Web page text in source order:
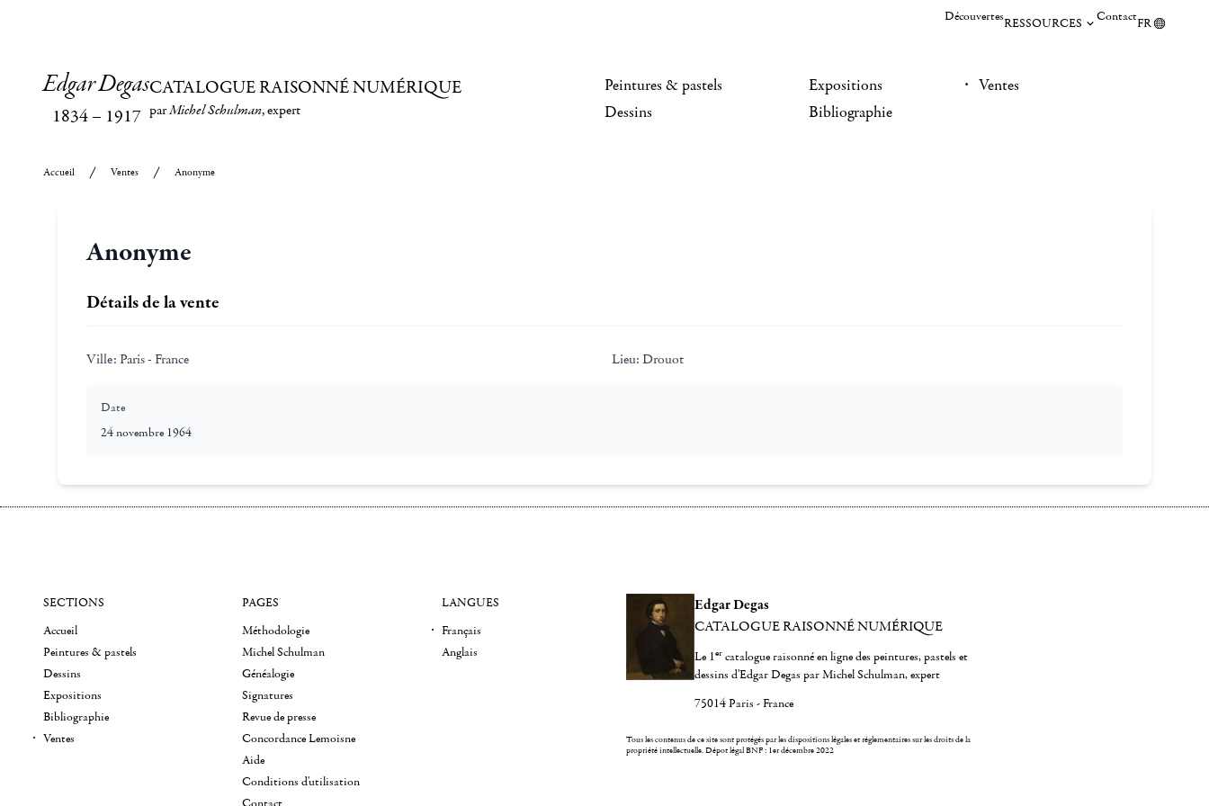
DécouvertesRESSOURCES ContactFR
Edgar Degas
1834– 1917
CATALOGUE RAISONNÉ NUMÉRIQUE
parMichel Schulman, expert
Peintures & pastels
Dessins
Expositions
Bibliographie
Ventes
Accueil Ventes Anonyme
Anonyme
Détails de la vente
Ville: Paris - France Lieu: Drouot
Date
24 novembre 1964
Edgar Degas
CATALOGUE RAISONNÉ NUMÉRIQUE
Le 1er catalogue raisonné en ligne des peintures, pastels et
dessins d'Edgar Degas par Michel Schulman, expert
75014 Paris - France
Tous les contenus de ce site sont protégés par les dispositions légales et réglementaires sur les droits de la
propriété intellectuelle.Dépot légal BNF : 1er décembre 2022
SECTIONS
Accueil
Peintures & pastels
Dessins
Expositions
Bibliographie
Ventes
PAGES
Méthodologie
Michel Schulman
Généalogie
Signatures
Revue de presse
Concordance Lemoisne
Aide
Conditions d'utilisation
LANGUES
Français
Anglais